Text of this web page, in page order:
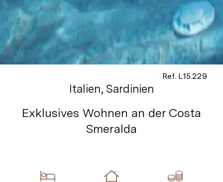
Ref. L15.229
Italien, Sardinien
Exklusives Wohnen an der Costa
Smeralda